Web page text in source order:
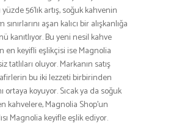
56’lık artış, soğuk kahvenin
sınırlarını aşan kalıcı bir alışkanlığa
kanıtlıyor. Bu yeni nesil kahve
en keyifli eşlikçisi ise Magnolia
tatlıları oluyor. Markanın satış
bu iki lezzeti birbirinden
ortaya koyuyor. Sıcak ya da soğuk
kahvelere, Magnolia Shop’un
Magnolia keyifle eşlik ediyor.